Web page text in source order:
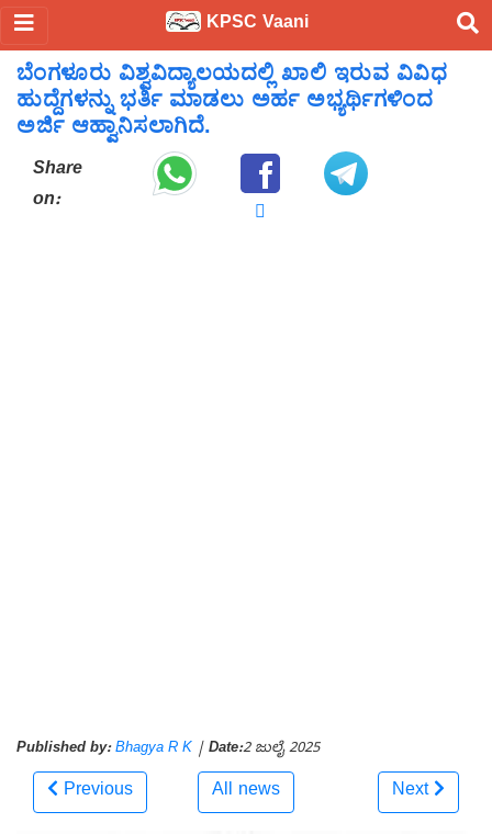
KPSC Vaani
ಬೆಂಗಳೂರು ವಿಶ್ವವಿದ್ಯಾಲಯದಲ್ಲಿ ಖಾಲಿ ಇರುವ ವಿವಿಧ
ಹುದ್ದೆಗಳನ್ನು ಭರ್ತಿ ಮಾಡಲು ಅರ್ಹ ಅಭ್ಯರ್ಥಿಗಳಿಂದ
ಅರ್ಜಿ ಆಹ್ವಾನಿಸಲಾಗಿದೆ.
Share
on:
Published by: Bhagya R K | Date:2 ಜುಲೈ 2025
Previous All news Next